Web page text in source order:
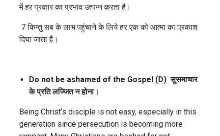
में हर प्रकार का प्रभाव उत्पन्न करता है।
7 किन्‍तु सब के लाभ पहुंचाने के लिये हर एक को आत्मा का प्रकाश
दिया जाता है।
Do not be ashamed of the Gospel (D)सुसमाचार
के प्रति लज्जित न होना।
Being Christ’s disciple is not easy, especially in this
generation since persecution is becoming more